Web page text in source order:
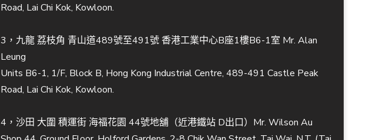
Road, Lai Chi Kok, Kowloon.
3，九龍 荔枝角 青山道489號至491號 香港工業中心B座1樓B6-1室 Mr. Alan
Leung
Units B6-1, 1/F, Block B, Hong Kong Industrial Centre, 489-491 Castle Peak
Road, Lai Chi Kok, Kowloon.
4，沙田 大圍 積運街 海福花園 44號地舖（近港鐵站 D出口）Mr. Wilson Au